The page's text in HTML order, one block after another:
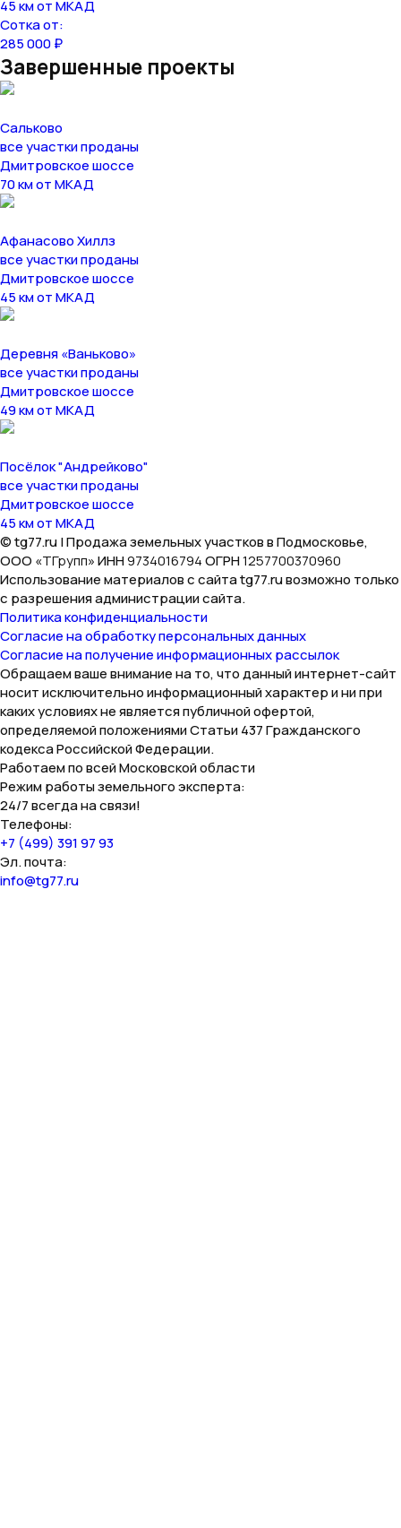
45 км от МКАД
Сотка от:
285 000 ₽
Завершенные проекты
Сальково
все участки проданы
Дмитровское шоссе
70 км от МКАД
Афанасово Хиллз
все участки проданы
Дмитровское шоссе
45 км от МКАД
Деревня «Ваньково»
все участки проданы
Дмитровское шоссе
49 км от МКАД
Посёлок "Андрейково"
все участки проданы
Дмитровское шоссе
45 км от МКАД
© tg77.ru | Продажа земельных участков в Подмосковье,
ООО «ТГрупп» ИНН9734016794ОГРН1257700370960
Использование материалов с сайта tg77.ru возможно только
с разрешения администрации сайта.
Политика конфиденциальности
Согласие на обработку персональных данных
Согласие на получение информационных рассылок
Обращаем ваше внимание на то, что данный интернет-сайт
носит исключительно информационный характер и ни при
каких условиях не является публичной офертой,
определяемой положениями Статьи 437 Гражданского
кодекса Российской Федерации.
Работаем по всей Московской области
Режим работы земельного эксперта:
24/7 всегда на связи!
Телефоны:
+7 (499) 391 97 93
Эл. почта:
info@tg77.ru